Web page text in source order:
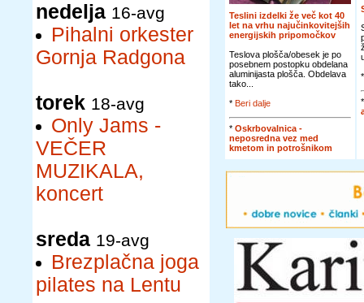
nedelja 16-avg
Pihalni orkester
Gornja Radgona
torek 18-avg
Only Jams -
VEČER
MUZIKALA,
koncert
sreda 19-avg
Brezplačna joga
pilates na Lentu
Teslini izdelki že več kot 40
let na vrhu najučinkovitejših
energijskih pripomočkov
Teslova plošča/obesek je po
posebnem postopku obdelana
aluminijasta plošča. Obdelava
tako...
* Beri dalje
* Oskrbovalnica -
neposredna vez med
kmetom in potrošnikom